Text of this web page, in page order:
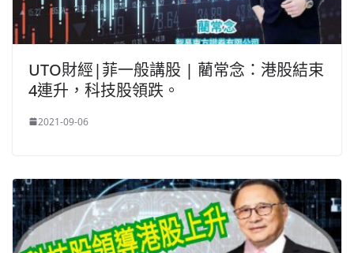
UTO財經|菲一般講股 | 藺常念：港股結束
4連升，科技股領跌。
2021-09-06